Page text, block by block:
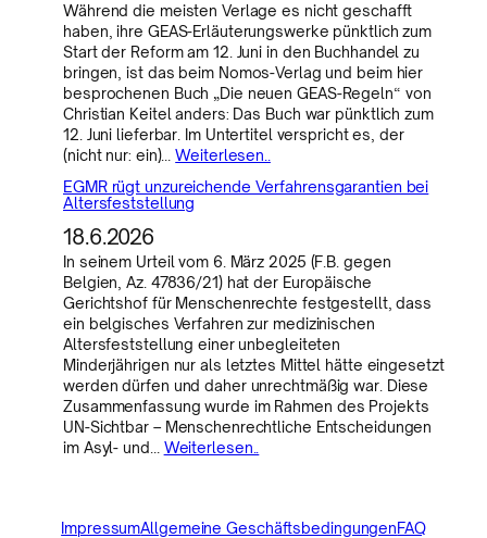
Während die meisten Verlage es nicht geschafft
haben, ihre GEAS-Erläuterungswerke pünktlich zum
Start der Reform am 12. Juni in den Buchhandel zu
bringen, ist das beim Nomos-Verlag und beim hier
besprochenen Buch „Die neuen GEAS-Regeln“ von
Christian Keitel anders: Das Buch war pünktlich zum
12. Juni lieferbar. Im Untertitel verspricht es, der
(nicht nur: ein)…Weiterlesen..
EGMR rügt unzureichende Verfahrensgarantien bei
Altersfeststellung
18.6.2026
In seinem Urteil vom 6. März 2025 (F.B. gegen
Belgien, Az. 47836/21) hat der Europäische
Gerichtshof für Menschenrechte festgestellt, dass
ein belgisches Verfahren zur medizinischen
Altersfeststellung einer unbegleiteten
Minderjährigen nur als letztes Mittel hätte eingesetzt
werden dürfen und daher unrechtmäßig war. Diese
Zusammenfassung wurde im Rahmen des Projekts
UN-Sichtbar – Menschenrechtliche Entscheidungen
im Asyl- und… Weiterlesen..
ImpressumAllgemeine GeschäftsbedingungenFAQ